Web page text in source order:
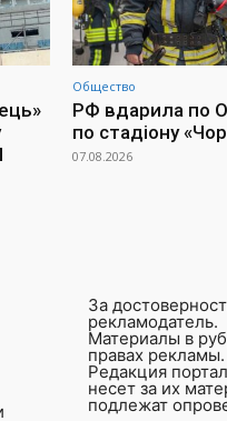
Общество
РФ вдарила по
по стадіону
07.08.2026
За
рекламодатель.
Материалы в
правах рекламы.
Редакция
несет за их
подлежат